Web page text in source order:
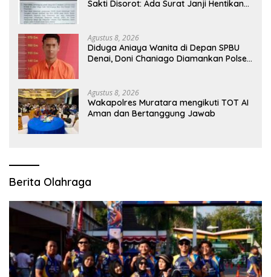
Sakti Disorot: Ada Surat Janji Hentikan
Agustus 8, 2026
Diduga Aniaya Wanita di Depan SPBU
Denai, Doni Chaniago Diamankan Polsek
Agustus 8, 2026
Wakapolres Muratara mengikuti TOT AI
Aman dan Bertanggung Jawab
Berita Olahraga